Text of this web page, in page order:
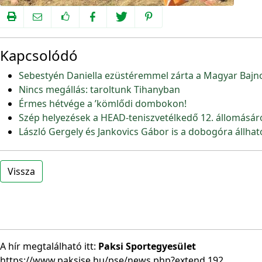
Kapcsolódó
Sebestyén Daniella ezüstéremmel zárta a Magyar
Nincs megállás: taroltunk Tihanyban
Érmes hétvége a ’kömlődi dombokon!
Szép helyezések a HEAD-teniszvetélkedő 12.
László Gergely és Jankovics Gábor is a dobogóra
Vissza
A hír megtalálható itt: Paksi Sportegyesület